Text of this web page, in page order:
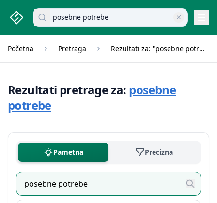
studenti.rs home page
Pretraži dokumente
Početna Pretraga Rezultati za: "posebne potrebe"
Rezultati pretrage za: posebne
potrebe
Pametna Precizna